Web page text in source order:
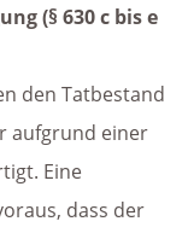
(§ 630 c bis e
den Tatbestand
aufgrund einer
Eine
dass der